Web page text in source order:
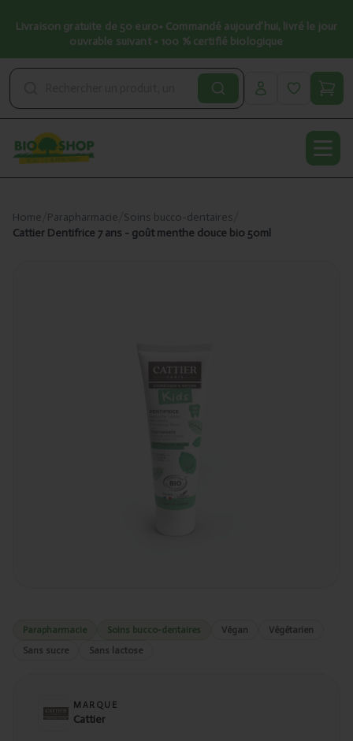
Livraison gratuite de 50 euro• Commandé aujourd’hui, livré le jour
ouvrable suivant • 100 % certifié biologique
Home Parapharmacie Soins bucco-dentaires
Cattier Dentifrice 7 ans - goût menthe douce bio 50ml
Parapharmacie Soins bucco-dentaires Végan
Végétarien
Sans sucre
Sans lactose
MARQUE
Cattier